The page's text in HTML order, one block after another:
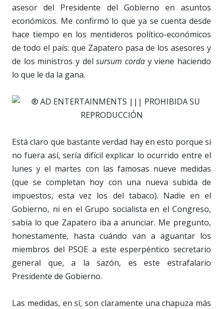
asesor del Presidente del Gobierno en asuntos
económicos. Me confirmó lo que ya se cuenta desde
hace tiempo en los mentideros político-económicos
de todo el país: que Zapatero pasa de los asesores y
de los ministros y delsursum corda y viene haciendo
lo que le da la gana.
Está claro que bastante verdad hay en esto porque si
no fuera así, sería difícil explicar lo ocurrido entre el
lunes y el martes con las famosas nueve medidas
(que se completan hoy con una nueva subida de
impuestos, esta vez los del tabaco). Nadie en el
Gobierno, ni en el Grupo socialista en el Congreso,
sabía lo que Zapatero iba a anunciar. Me pregunto,
honestamente, hasta cuándo van a aguantar los
miembros del PSOE a este esperpéntico secretario
general que, a la sazón, es este estrafalario
Presidente de Gobierno.
Las medidas, en sí, son claramente una chapuza más